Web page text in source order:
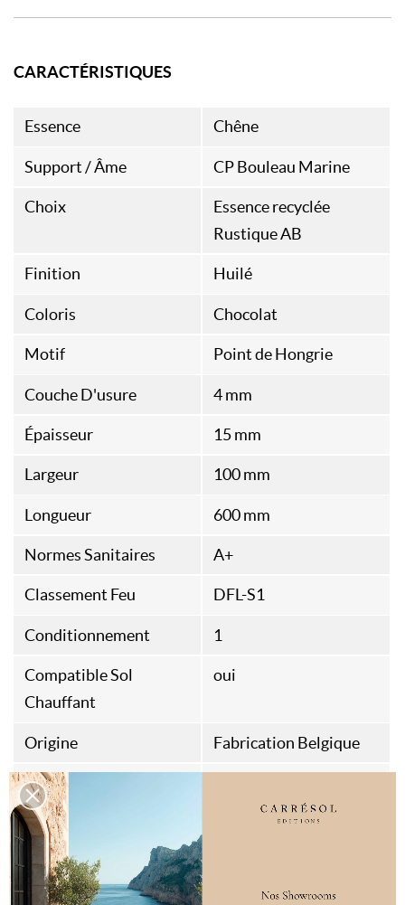
CARACTÉRISTIQUES
Essence Chêne
Support / Âme CP Bouleau Marine
Choix
Essence recyclée
Rustique AB
Finition Huilé
Coloris Chocolat
Motif Point de Hongrie
Couche D'usure 4 mm
Épaisseur 15 mm
Largeur 100 mm
Longueur 600 mm
Normes Sanitaires A+
Classement Feu DFL-S1
Conditionnement 1
Compatible Sol
Chauffant
oui
Origine Fabrication Belgique
Type D'assemblage
Rainures et Languettes
Aspect
Résistance Thermique 0.083m²​​K/W